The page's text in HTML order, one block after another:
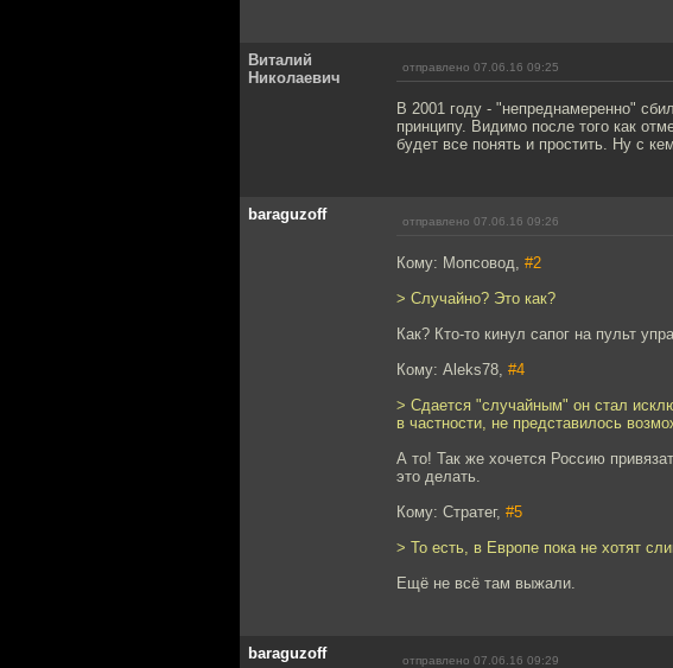
Виталий
Николаевич
отправлено 07.06.16 09:25
В 2001 году - "непреднамеренно"
принципу. Видимо после того как
будет все понять и простить. Ну с
baraguzoff отправлено 07.06.16 09:26
Кому: Мопсовод, #2
> Случайно? Это как?
Как? Кто-то кинул сапог на пульт
Кому: Aleks78, #4
> Сдается "случайным" он стал
в частности, не представилось
А то! Так же хочется Россию
это делать.
Кому: Стратег, #5
> То есть, в Европе пока не хотят
Ещё не всё там выжали.
baraguzoff отправлено 07.06.16 09:29